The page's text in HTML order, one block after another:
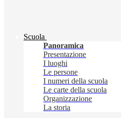
Scuola
Panoramica
Presentazione
I luoghi
Le persone
I numeri della scuola
Le carte della scuola
Organizzazione
La storia